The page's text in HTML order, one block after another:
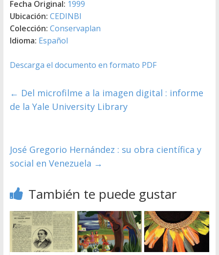
Fecha Original: 1999
Ubicación: CEDINBI
Colección: Conservaplan
Idioma: Español
Descarga el documento en formato PDF
← Del microfilme a la imagen digital : informe
de la Yale University Library
José Gregorio Hernández : su obra científica y
social en Venezuela →
También te puede gustar